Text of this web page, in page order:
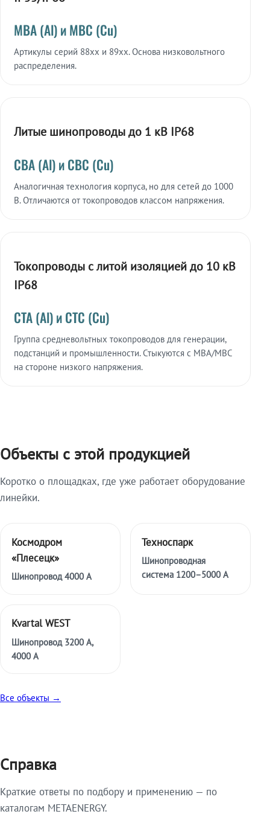
МВА (Al) и МВС (Cu)
Артикулы серий 88xx и 89xx. Основа низковольтного
распределения.
Литые шинопроводы до 1 кВ IP68
СВА (Al) и СВС (Cu)
Аналогичная технология корпуса, но для сетей до 1000
В. Отличаются от токопроводов классом напряжения.
Токопроводы с литой изоляцией до 10 кВ
IP68
СТА (Al) и СТС (Cu)
Группа средневольтных токопроводов для генерации,
подстанций и промышленности. Стыкуются с МВА/МВС
на стороне низкого напряжения.
Объекты с этой продукцией
Коротко о площадках, где уже работает оборудование
линейки.
Космодром
«Плесецк»
Шинопровод 4000 А
Техноспарк
Шинопроводная
система 1200–5000 А
Kvartal WEST
Шинопровод 3200 А,
4000 А
Все объекты →
Справка
Краткие ответы по подбору и применению — по
каталогам METAENERGY.